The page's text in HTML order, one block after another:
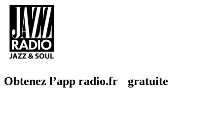
Obtenez l’app radio.fr gratuite